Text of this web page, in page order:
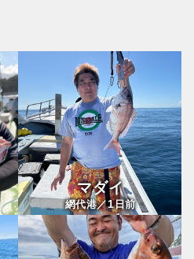
マダイ
網代港／1日前